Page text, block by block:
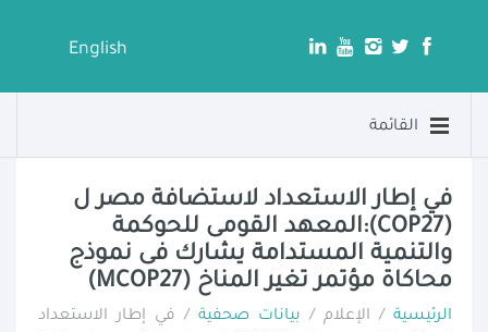
English
القائمة
في إطار الاستعداد لاستضافة مصر ل
(COP27):المعهد القومى للحوكمة
والتنمية المستدامة يشارك فى نموذج
محاكاة مؤتمر تغير المناخ (MCOP27)
الرئيسية / الإعلام / بيانات صحفية / في إطار الاستعداد